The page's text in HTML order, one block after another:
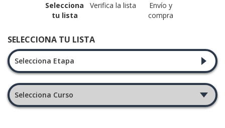
Selecciona
tu lista
Verifica la lista
Envío y
compra
SELECCIONA TU LISTA
Selecciona Etapa
Selecciona Curso